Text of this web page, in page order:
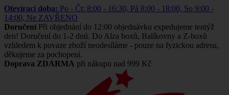
Otevírací doba: Po - Čt: 8:00 - 16:30, Pá 8:00 - 18:00, So 9:00 -
14:00, Ne ZAVŘENO
Doručení Při objednání do 12:00 objednávku expedujeme tentýž
den! Doručení do 1-2 dnů. Do Alza boxů, Balíkovny a Z-boxů
vzhledem k povaze zboží neodesíláme - pouze na fyzickou adresu,
děkujeme za pochopení.
Doprava ZDARMA při nákupu nad 999 Kč